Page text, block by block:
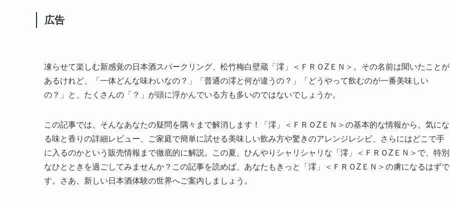
広告
凍らせて楽しむ新感覚の日本酒スパークリング、松竹梅白壁蔵「澪」＜ＦＲＯZＥＮ＞。その名前は聞いたことが
あるけれど、「一体どんな味わいなの？」「普通の澪と何が違うの？」「どうやって飲むのが一番美味しい
の？」と、たくさんの「？」が頭に浮かんでいる方も多いのではないでしょうか。
この記事では、そんなあなたの疑問を隅々まで解消します！「澪」＜ＦＲＯZＥＮ＞の基本的な情報から、気にな
る味と香りの詳細レビュー、ご家庭で簡単に試せる美味しい飲み方や驚きのアレンジレシピ、さらにはどこで手
に入るのかという販売情報まで徹底的に解説。この夏、ひんやりシャリシャリな「澪」＜ＦＲＯZＥＮ＞で、特別
なひとときを過ごしてみませんか？この記事を読めば、あなたもきっと「澪」＜ＦＲＯZＥＮ＞の虜になるはずで
す。さあ、新しい日本酒体験の世界へご案内しましょう。